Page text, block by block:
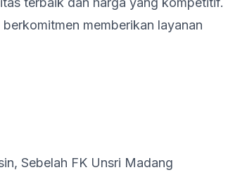
memberikan layanan
Sebelah FK Unsri Madang